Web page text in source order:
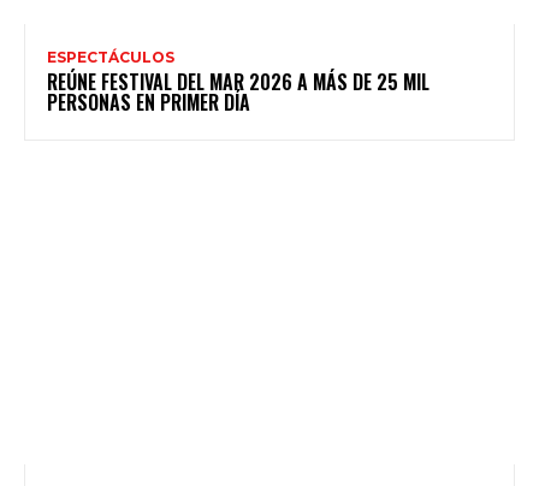
ESPECTÁCULOS
REÚNE FESTIVAL DEL MAR 2026 A MÁS DE 25 MIL
PERSONAS EN PRIMER DÍA